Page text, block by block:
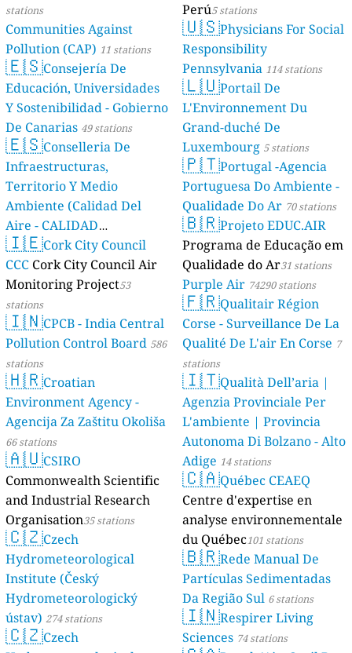
stations
Communities Against
Pollution (CAP) 11 stations
🇪🇸Consejería De
Educación, Universidades
Y Sostenibilidad - Gobierno
De Canarias 49 stations
🇪🇸Conselleria De
Infraestructuras,
Territorio Y Medio
Ambiente (Calidad Del
Aire - CALIDAD
AMBIENTAL) 23 stations
🇮🇪Cork City Council
CCC Cork City Council Air
Monitoring Project53
stations
🇮🇳CPCB - India Central
Pollution Control Board 586
stations
🇭🇷Croatian
Environment Agency -
Agencija Za Zaštitu Okoliša
66 stations
🇦🇺CSIRO
Commonwealth Scientific
and Industrial Research
Organisation35 stations
🇨🇿Czech
Hydrometeorological
Institute (Český
Hydrometeorologický
ústav) 274 stations
🇨🇿Czech
Perú5 stations
🇺🇸Physicians For Social
Responsibility
Pennsylvania 114 stations
🇱🇺Portail De
L'Environnement Du
Grand-duché De
Luxembourg 5 stations
🇵🇹Portugal -Agencia
Portuguesa Do Ambiente -
Qualidade Do Ar 70 stations
🇧🇷Projeto EDUC.AIR
Programa de Educação em
Qualidade do Ar31 stations
Purple Air 74290 stations
🇫🇷Qualitair Région
Corse - Surveillance De La
Qualité De L'air En Corse 7
stations
🇮🇹Qualità Dell’aria |
Agenzia Provinciale Per
L'ambiente | Provincia
Autonoma Di Bolzano - Alto
Adige 14 stations
🇨🇦Québec CEAEQ
Centre d'expertise en
analyse environnementale
du Québec101 stations
🇧🇷Rede Manual De
Partículas Sedimentadas
Da Região Sul 6 stations
🇮🇳Respirer Living
Sciences 74 stations